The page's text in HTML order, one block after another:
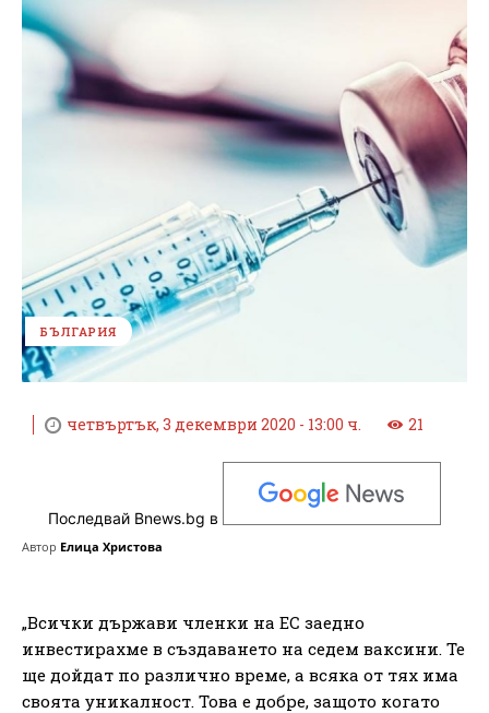
БЪЛГАРИЯ
четвъртък, 3 декември 2020 - 13:00 ч. 21
Последвай Bnews.bg в
Автор Елица Христова
„Всички държави членки на ЕС заедно
инвестирахме в създаването на седем ваксини. Те
ще дойдат по различно време, а всяка от тях има
своята уникалност. Това е добре, защото когато